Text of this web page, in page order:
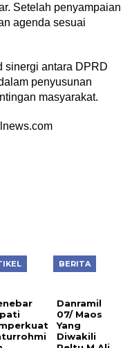
Setelah penyampaian
agenda sesuai
sinergi antara DPRD
penyusunan
masyarakat.
BERITA
Danramil
07/ Maos
Yang
Diwakili